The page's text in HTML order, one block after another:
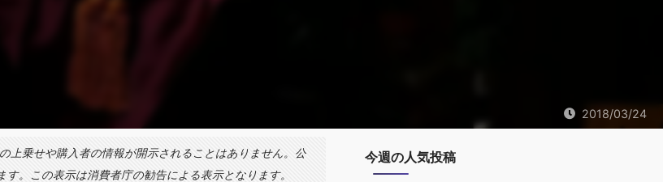
2018/03/24
上乗せや購入者の情報が開示されることはありません。公
す。この表示は消費者庁の勧告による表示となります。
今週の人気投稿